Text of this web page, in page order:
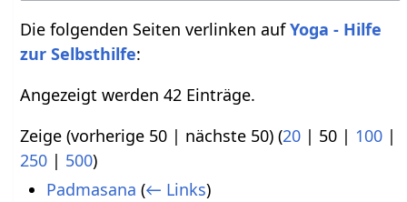
Die folgenden Seiten verlinken aufYoga - Hilfe
zur Selbsthilfe:
Angezeigt werden 42 Einträge.
Zeige (vorherige 50 | nächste 50) (20 | 50 | 100 |
250 | 500)
Padmasana (← Links)